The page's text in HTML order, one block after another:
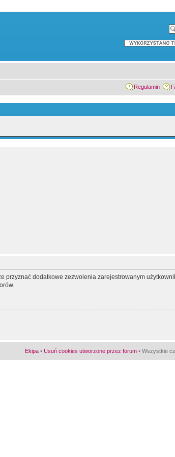
Regulamin
przyznać dodatkowe zezwolenia zarejestrowanym
Ekipa • Usuń cookies utworzone przez forum • Wszystkie